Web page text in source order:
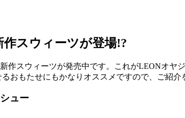
スウィーツが登場!?
作スウィーツが発売中です。これがLEONオ
おもたせにもかなりオススメですので、ご紹介
ュー